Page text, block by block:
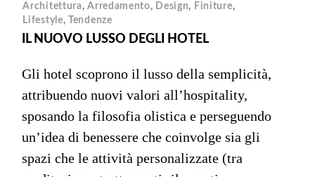
Architettura,Arredamento, Design, Finiture,
Lifestyle, Tendenze
IL NUOVO LUSSO DEGLI HOTEL
Gli hotel scoprono il lusso della semplicità,
attribuendo nuovi valori all’hospitality,
sposando la filosofia olistica e perseguendo
un’idea di benessere che coinvolge sia gli
spazi che le attività personalizzate (tra